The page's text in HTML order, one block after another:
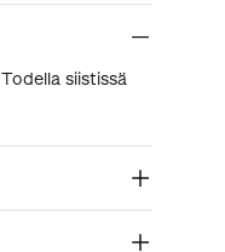
siistissä